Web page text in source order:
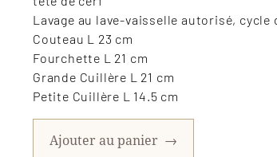
Lavage au lave-vaisselle autorisé,
Couteau L 23 cm
Fourchette L 21 cm
Grande Cuillère L 21 cm
Petite Cuillère L 14.5 cm
Ajouter au panier →